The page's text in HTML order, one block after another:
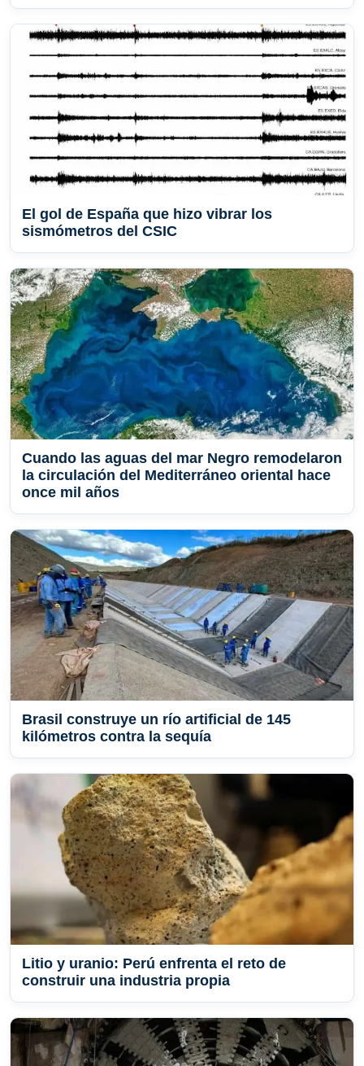
El gol de España que hizo vibrar los
sismómetros del CSIC
Cuando las aguas del mar Negro remodelaron
la circulación del Mediterráneo oriental hace
once mil años
Brasil construye un río artificial de 145
kilómetros contra la sequía
Litio y uranio: Perú enfrenta el reto de
construir una industria propia